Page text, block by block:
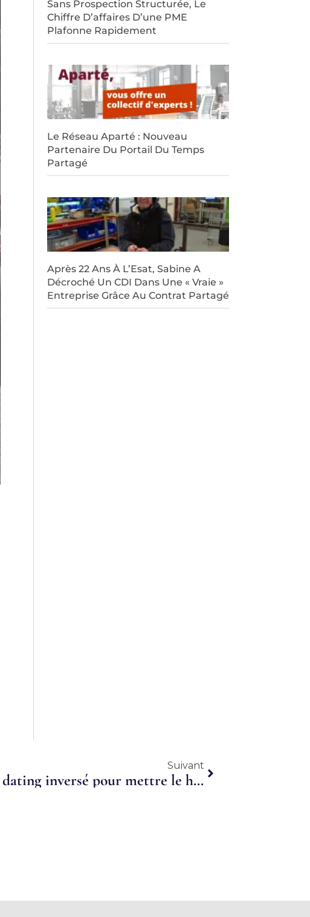
Sans Prospection Structurée, Le
Chiffre D’affaires D’une PME
Plafonne Rapidement
Le Réseau Aparté : Nouveau
Partenaire Du Portail Du Temps
Partagé
Après 22 Ans À L’Esat, Sabine A
Décroché Un CDI Dans Une « Vraie »
Entreprise Grâce Au Contrat Partagé
Suivant
À Saint-Malo, un job dating inversé pour mettre le handicap au cœur du monde professionnel